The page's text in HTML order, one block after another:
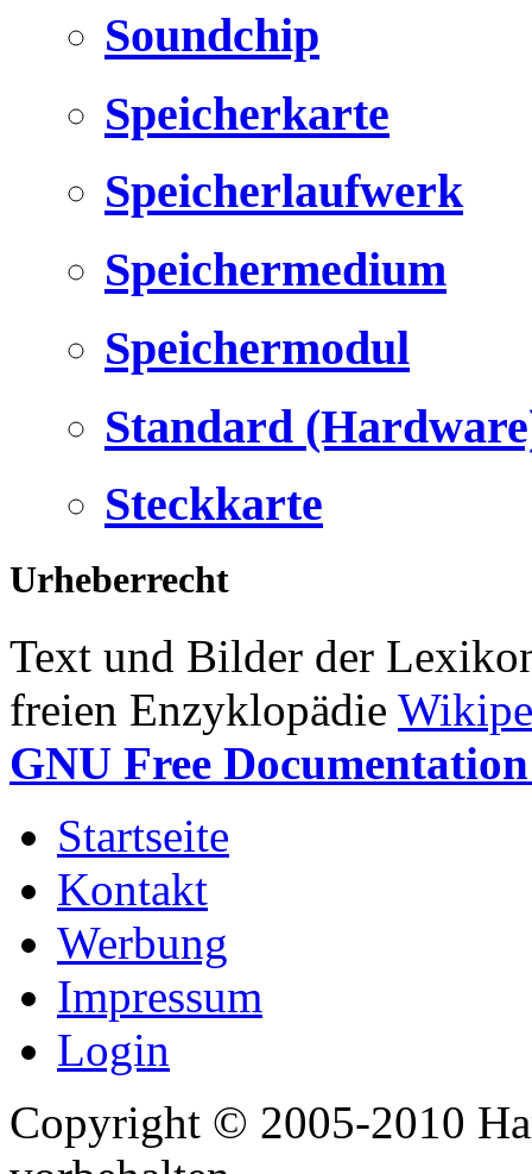
Soundchip
Speicherkarte
Speicherlaufwerk
Speichermedium
Speichermodul
Standard
Steckkarte
Urheberrecht
Text und Bilder der
freien Enzyklopädie
GNU Free
Startseite
Kontakt
Werbung
Impressum
Login
Copyright © 2005-2010